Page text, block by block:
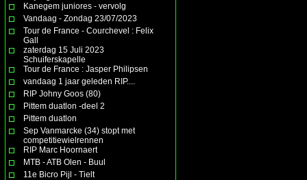
Kanegem juniores - vervolg
Vandaag - Zondag 23/07/2023
Tour de France - Courchevel : Felix
Gall
zaterdag 15 Juli 2023
Schuiferskapelle
Tour de France : Jasper Philipsen
vandaag 1 jaar geleden RIP....
RIP Johny Goos (80)
Pittem duatlon -deel 2
Pittem duatlon
Sep Vanmarcke (34) stopt met
competitiewielrennen
RIP Marc Hoornaert
MTB - ATB Olen - Buul
11e Bicro Pijl - Tielt